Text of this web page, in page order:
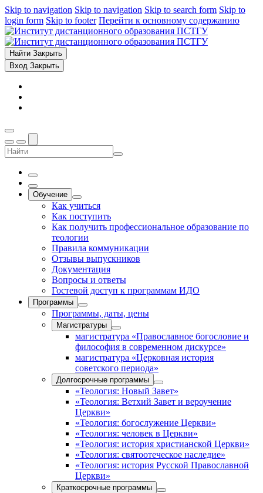
Skip to navigation Skip to navigation Skip to search form Skip to
login form Skip to footer Перейти к основному содержанию
Найти Закрыть
Вход Закрыть
Обучение
Как учиться
Как поступить
Как получить профессиональное образование по
теологии
Правила коммуникации
Отзывы выпускников
Документация
Вопросы и ответы
Гостевой доступ к программам ИДО
Программы
Программы, даты, цены
Магистратуры
магистратура «Православное богословие и
философия в современном дискурсе»
магистратура «Церковная история
советского периода»
Долгосрочные программы
«Теология: Новый Завет»
«Теология: Ветхий Завет и вероучение
Церкви»
«Теология: богослужение Церкви»
«Теология: человек в Церкви»
«Теология: история христианской Церкви»
«Теология: святоотеческое наследие»
«Теология: история Русской Православной
Церкви»
Краткосрочные программы